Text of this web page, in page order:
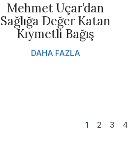
Mehmet Uçar’dan
Sağlığa Değer Katan
Kıymetli Bağış
DAHA FAZLA
1 2 3 4